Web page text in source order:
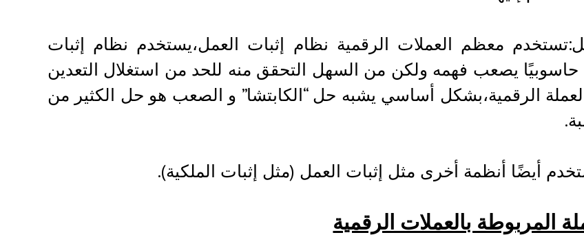
معظم العملات الرقمية نظام إثبات العمل،يستخدم نظام إثبات
حاسوبيًا يصعب فهمه ولكن من السهل التحقق منه للحد من استغلال التعدين
الرقمية،بشكل أساسي يشبه حل “الكابتشا” و الصعب هو حل الكثير من
أيضًا أنظمة أخرى مثل إثبات العمل (مثل إثبات الملكية).
المربوطة بالعملات الرقمية